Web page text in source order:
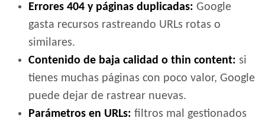
Errores 404 y páginas duplicadas: Google
gasta recursos rastreando URLs rotas o
similares.
Contenido de baja calidad o thin content: si
tienes muchas páginas con poco valor, Google
puede dejar de rastrear nuevas.
Parámetros en URLs: filtros mal gestionados